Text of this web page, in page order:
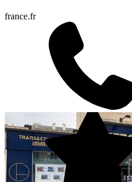
france.fr